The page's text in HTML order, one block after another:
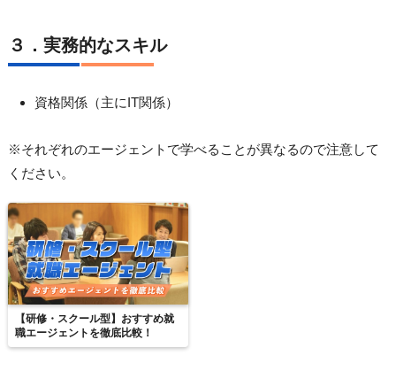
３．実務的なスキル
資格関係（主にIT関係）
※それぞれのエージェントで学べることが異なるので注意して
ください。
【研修・スクール型】おすすめ就
職エージェントを徹底比較！